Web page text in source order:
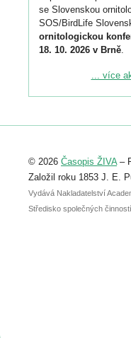
se Slovenskou
SOS/BirdLife
ornitologickou
18. 10. 2026 v Brně.
Podrobnější
Registrovat se
abstraktu přihlášené
posteru je už 30.
... více
© 2026 Časopis ŽIVA–
Založil roku 1853 J. E.
Vydává Nakladatelství
Středisko společných